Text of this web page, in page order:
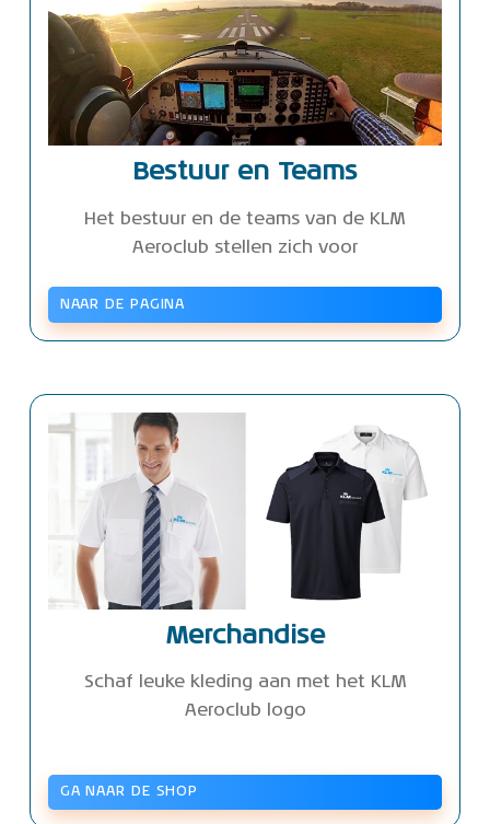
Bestuur en Teams
Het bestuur en de teams van de KLM
Aeroclub stellen zich voor
NAAR DE PAGINA
Merchandise
Schaf leuke kleding aan met het KLM
Aeroclub logo
GA NAAR DE SHOP